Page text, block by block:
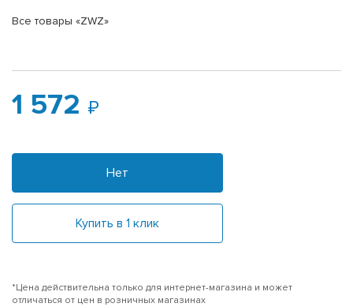
Все товары «ZWZ»
1 572
Нет
Купить в 1 клик
*Цена действительна только для интернет-магазина и может
отличаться от цен в розничных магазинах